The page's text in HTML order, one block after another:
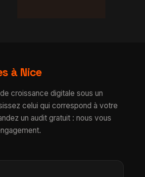
à Nice
croissance digitale sous un
celui qui correspond à votre
un audit gratuit : nous vous